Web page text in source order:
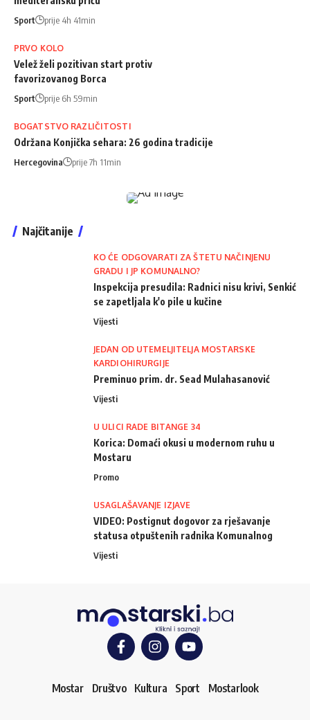
Sport prije 4h 41min
PRVO KOLO
Velež želi pozitivan start protiv
favorizovanog Borca
Sport prije 6h 59min
BOGATSTVO RAZLIČITOSTI
Održana Konjička sehara: 26 godina tradicije
Hercegovina prije 7h 11min
Najčitanije
KO ĆE ODGOVARATI ZA ŠTETU NAČINJENU
GRADU I JP KOMUNALNO?
Inspekcija presudila: Radnici nisu krivi, Senkić
se zapetljala k'o pile u kučine
Vijesti
JEDAN OD UTEMELJITELJA MOSTARSKE
KARDIOHIRURGIJE
Preminuo prim. dr. Sead Mulahasanović
Vijesti
U ULICI RADE BITANGE 34
Korica: Domaći okusi u modernom ruhu u
Mostaru
Promo
USAGLAŠAVANJE IZJAVE
VIDEO: Postignut dogovor za rješavanje
statusa otpuštenih radnika Komunalnog
Vijesti
Mostar Društvo Kultura Sport Mostarlook